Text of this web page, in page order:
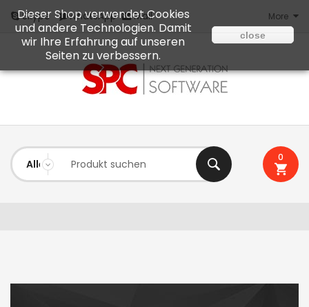
Skype WhatsApp Mail More
0
Dieser Shop verwendet Cookies
und andere Technologien. Damit
wir Ihre Erfahrung auf unseren
Seiten zu verbessern.
close